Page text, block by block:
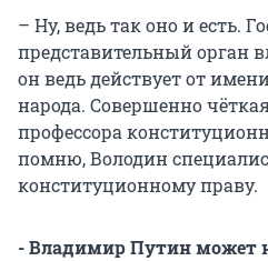
– Ну, ведь так оно и есть.
представительный орган
он ведь действует от
народа. Совершенно
профессора
помню, Володин
конституционному праву.
- Владимир Путин может